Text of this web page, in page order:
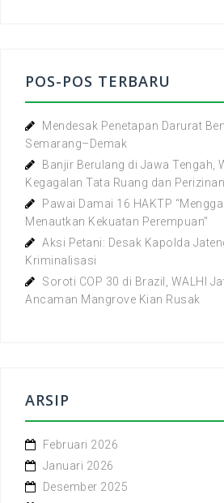
POS-POS TERBARU
Mendesak Penetapan Darurat
Semarang–Demak
Banjir Berulang di Jawa Tengah,
Kegagalan Tata Ruang dan Perizinan
Pawai Damai 16 HAKTP
Menautkan Kekuatan Perempuan”
Aksi Petani: Desak Kapolda
Kriminalisasi
Soroti COP 30 di Brazil, WALHI
Ancaman Mangrove Kian Rusak
ARSIP
Februari 2026
Januari 2026
Desember 2025